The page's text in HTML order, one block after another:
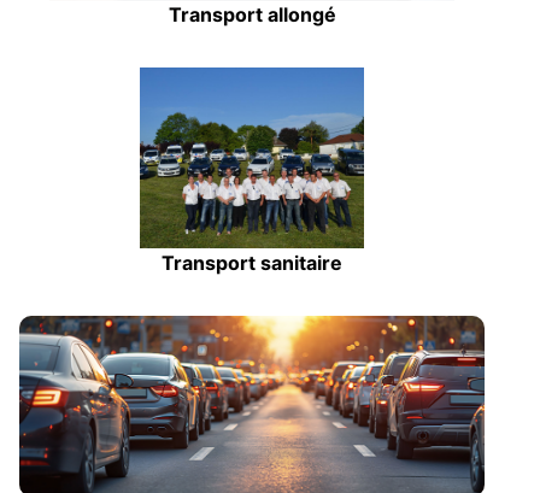
Transport allongé
Transport sanitaire